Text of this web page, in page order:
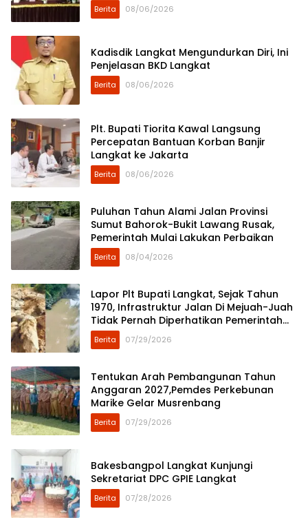
Berita 08/06/2026
Kadisdik Langkat Mengundurkan Diri, Ini
Penjelasan BKD Langkat
Berita 08/06/2026
Plt. Bupati Tiorita Kawal Langsung
Percepatan Bantuan Korban Banjir
Langkat ke Jakarta
Berita 08/06/2026
Puluhan Tahun Alami Jalan Provinsi
Sumut Bahorok-Bukit Lawang Rusak,
Pemerintah Mulai Lakukan Perbaikan
Berita 08/04/2026
Lapor Plt Bupati Langkat, Sejak Tahun
1970, Infrastruktur Jalan Di Mejuah-Juah
Tidak Pernah Diperhatikan Pemerintah
Kabupaten Langkat
Berita 07/29/2026
Tentukan Arah Pembangunan Tahun
Anggaran 2027,Pemdes Perkebunan
Marike Gelar Musrenbang
Berita 07/29/2026
Bakesbangpol Langkat Kunjungi
Sekretariat DPC GPIE Langkat
Berita 07/28/2026